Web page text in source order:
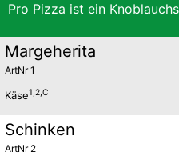
Pro Pizza ist ein
Margeherita
ArtNr 1
Käse1,2,C
Schinken
ArtNr 2